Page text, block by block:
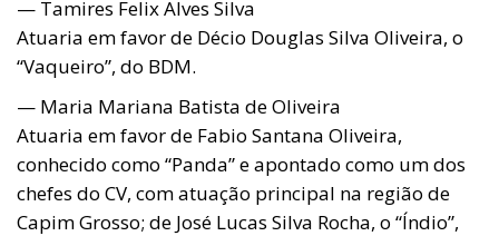
— Tamires Felix Alves Silva
Atuaria em favor de Décio Douglas Silva Oliveira, o
“Vaqueiro”, do BDM.
— Maria Mariana Batista de Oliveira
Atuaria em favor de Fabio Santana Oliveira,
conhecido como “Panda” e apontado como um dos
chefes do CV, com atuação principal na região de
Capim Grosso; de José Lucas Silva Rocha, o “Índio”,